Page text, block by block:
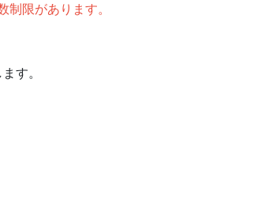
制限があります。
す。